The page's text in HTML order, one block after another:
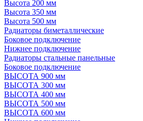
Высота 200 мм
Высота 350 мм
Высота 500 мм
Радиаторы биметаллические
Боковое подключение
Нижнее подключение
Радиаторы стальные панельные
Боковое подключение
ВЫСОТА 900 мм
ВЫСОТА 300 мм
ВЫСОТА 400 мм
ВЫСОТА 500 мм
ВЫСОТА 600 мм